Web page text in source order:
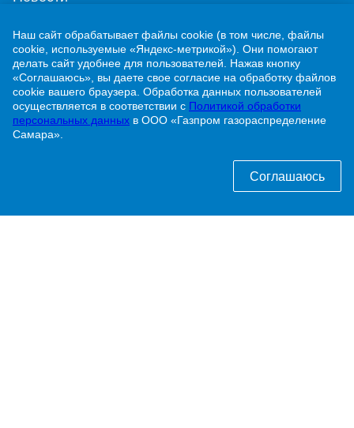
Контакты
Учебно-методический центр
г. Жигулевск, ул. Никитинская, 1
8 (84862) 2-00-40
Узнать статус договора о догазификации можно
по телефону:
Наш сайт обрабатывает файлы cookie (в том числе, файлы
cookie, используемые «Яндекс-метрикой»). Они помогают
делать сайт удобнее для пользователей. Нажав кнопку
«Соглашаюсь», вы даете свое согласие на обработку файлов
cookie вашего браузера. Обработка данных пользователей
осуществляется в соответствии с Политикой обработки
персональных данных в ООО «Газпром газораспределение
Самара».
Соглашаюсь